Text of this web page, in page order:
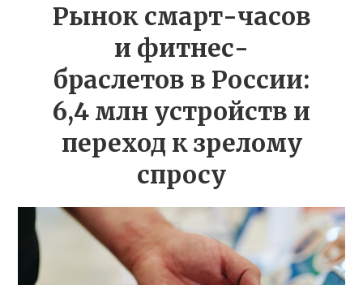
Рынок смарт-часов
и фитнес-
браслетов в России:
6,4 млн устройств и
переход к зрелому
спросу